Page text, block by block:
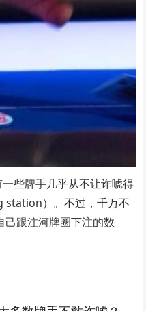
些牌手几乎从不让诈唬得
station）。不过，千万不
己跟注河牌圈下注的数